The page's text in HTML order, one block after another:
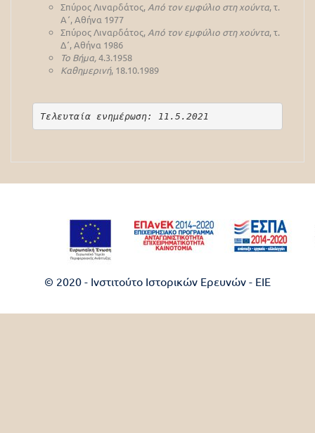
Σπύρος Λιναρδάτος, Από τον εμφύλιο στη χούντα, τ.
Α΄, Αθήνα 1977
Σπύρος Λιναρδάτος, Από τον εμφύλιο στη χούντα, τ.
Δ΄, Αθήνα 1986
Το Βήμα,4.3.1958
Καθημερινή, 18.10.1989
Τελευταία ενημέρωση: 11.5.2021
© 2020 - Ινστιτούτο Ιστορικών Ερευνών - EIE